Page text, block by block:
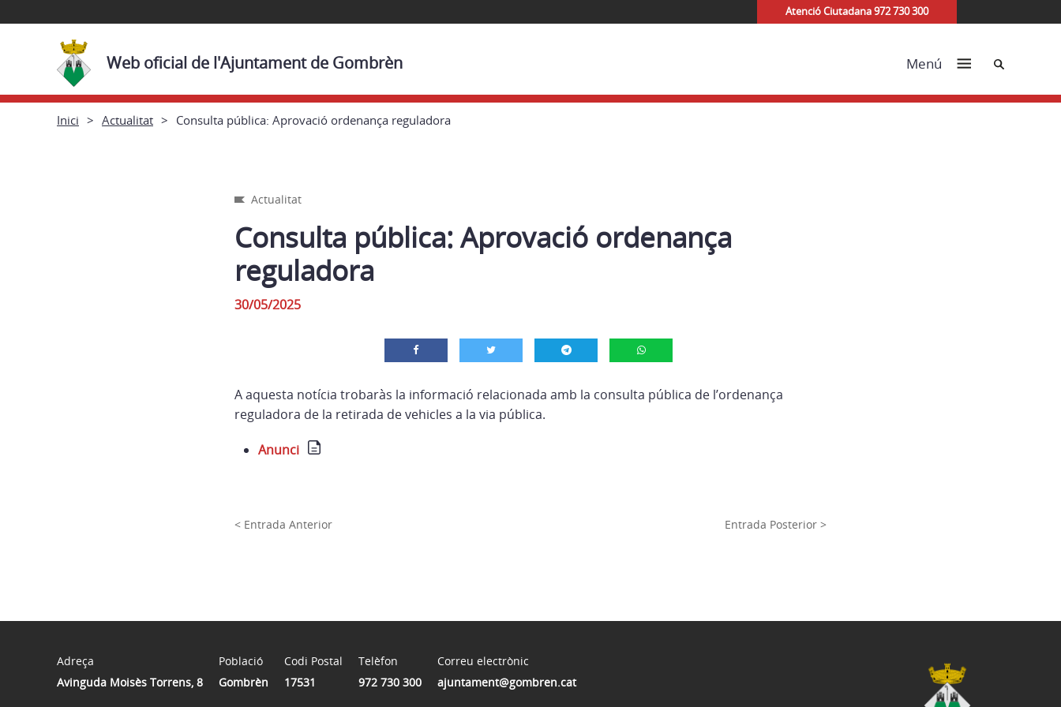
Atenció Ciutadana 972 730 300
Web oficial de l'Ajuntament de Gombrèn Menú Cerca
Inici Actualitat Consulta pública: Aprovació ordenança reguladora
Actualitat
Consulta pública: Aprovació ordenança
reguladora
30/05/2025
A aquesta notícia trobaràs la informació relacionada amb la consulta pública de l’ordenança
reguladora de la retirada de vehicles a la via pública.
Anunci
< Entrada Anterior Entrada Posterior >
Adreça
Avinguda Moisès Torrens, 8
Població
Gombrèn
Codi Postal
17531
Telèfon
972 730 300
Correu electrònic
ajuntament@gombren.cat